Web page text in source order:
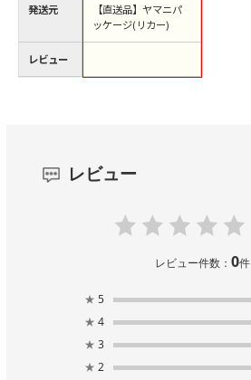
発送元
レビュー
【直送品】ヤマニパ
ッケージ(リカー)
レビュー
レビュー件数：0件
★ 5
★ 4
★ 3
★ 2